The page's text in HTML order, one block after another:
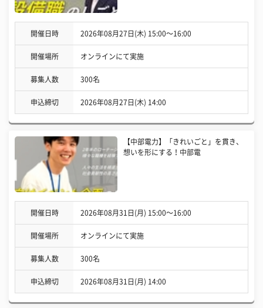
開催日時 2026年08月27日(木) 15:00〜16:00
開催場所 オンラインにて実施
募集人数 300名
申込締切 2026年08月27日(木) 14:00
【中部電力】「きれいごと」を貫き、
想いを形にする！中部電
開催日時 2026年08月31日(月) 15:00〜16:00
開催場所 オンラインにて実施
募集人数 300名
申込締切 2026年08月31日(月) 14:00